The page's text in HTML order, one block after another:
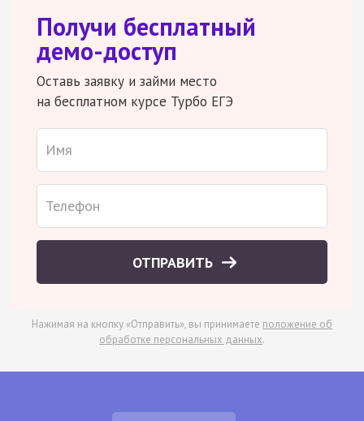
Получи бесплатный
демо-доступ
Оставь заявку и займи место
на бесплатном курсе Турбо ЕГЭ
ОТПРАВИТЬ
Нажимая на кнопку «Отправить», вы принимаете положение об
обработке персональных данных.